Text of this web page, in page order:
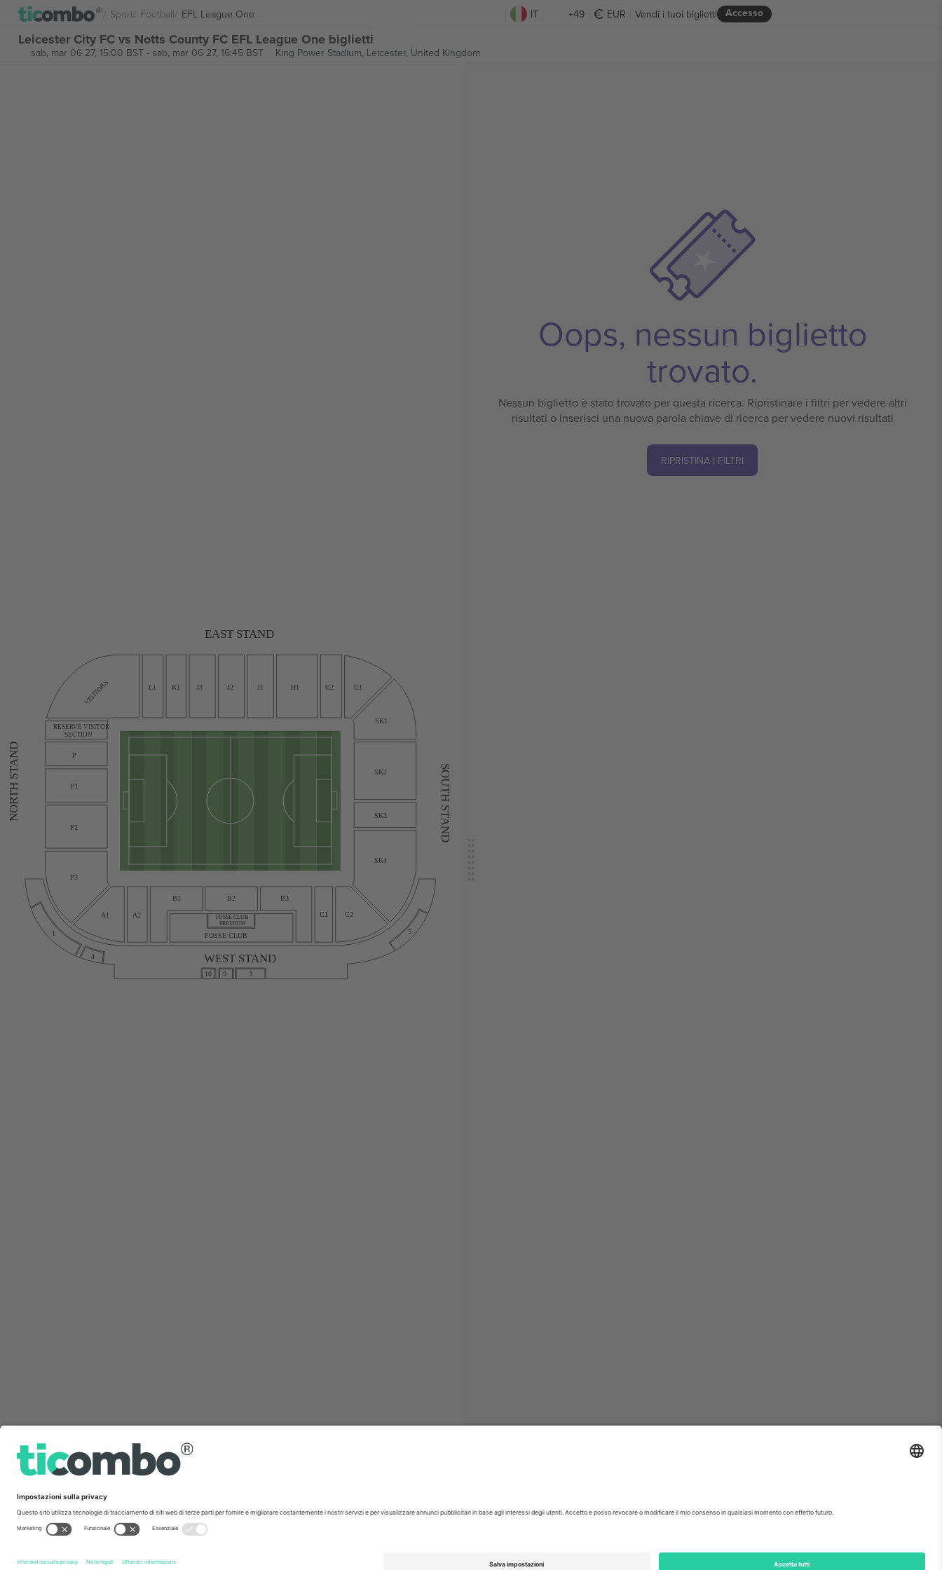
Sport Football EFL League One IT +49 EUR Accesso
Vendi i tuoi biglietti
Leicester City FC vs Notts County FC EFL League One biglietti
sab, mar 06 27, 15:00 BST- sab, mar 06 27, 16:45 BST King Power Stadium, Leicester, United Kingdom
FOSSE CLUB
FOSSE CLUB
PREMIUM
L1 K1 J3 J2 J1 H1 G2 G1
A1 A2
B1 B2 B3
C1 C2
1
3
4
5
9
10
WEST STAND
VISITORS
RESERVE VISITOR
SECTION
SK1
SK2
SK3
SK4
P
P1
P2
P3
SOUTH STAND
EAST STAND
NORTH STAND
Oops, nessun biglietto
trovato.
Nessun biglietto è stato trovato per questa ricerca. Ripristinare i filtri per vedere altri
risultati o inserisci una nuova parola chiave di ricerca per vedere nuovi risultati
RIPRISTINA I FILTRI